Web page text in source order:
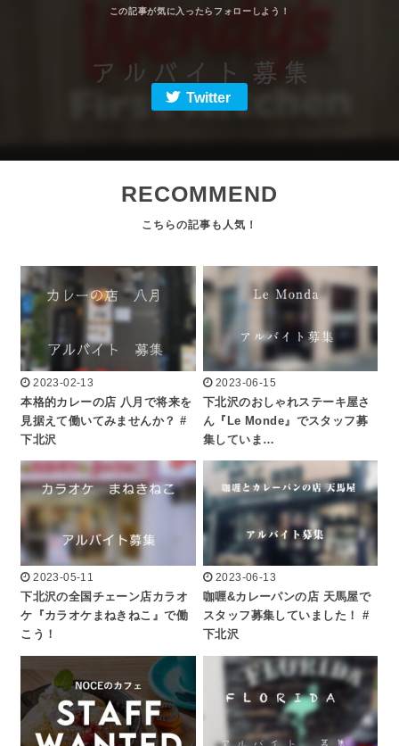
Twitter
RECOMMEND
2023-02-13
本格的カレーの店 八月で将来を
見据えて働いてみませんか？ #
下北沢
2023-06-15
下北沢のおしゃれステーキ屋さ
ん『Le Monde』でスタッフ募
集していま…
2023-05-11
下北沢の全国チェーン店カラオ
ケ『カラオケまねきねこ』で働
こう！
2023-06-13
咖喱&カレーパンの店 天馬屋で
スタッフ募集していました！ #
下北沢